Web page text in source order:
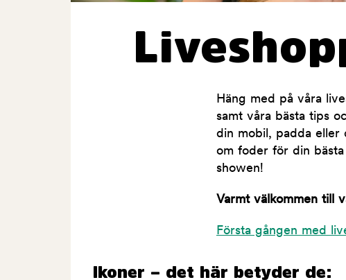
Häng med på våra
samt våra bästa tips
din mobil, padda eller
om foder för din
showen!
Varmt välkommen till
Första gången med
Ikoner – det här betyder de: